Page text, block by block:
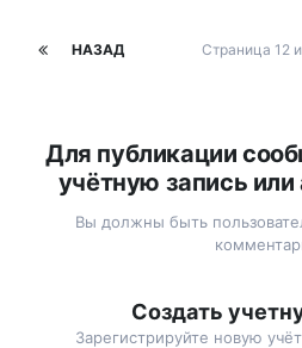
НАЗАД Страница 12
Для публикации
учётную запись или
Вы должны быть
Создать
Зарегистрируйте новую